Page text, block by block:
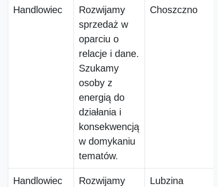
Handlowiec
Rozwijamy
sprzedaż w
oparciu o
relacje i dane.
Szukamy
osoby z
energią do
działania i
konsekwencją
w domykaniu
tematów.
Choszczno
Handlowiec
Rozwijamy
Lubzina